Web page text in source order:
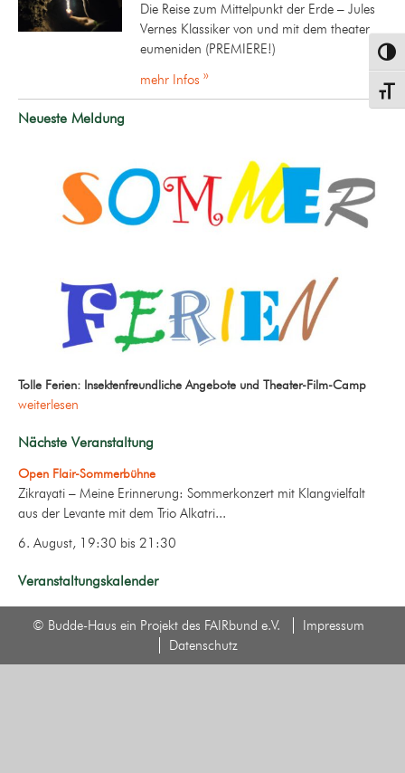
Die Reise zum Mittelpunkt der Erde – Jules
Vernes Klassiker von und mit dem theater
eumeniden (PREMIERE!)
mehr Infos »
Neueste Meldung
Tolle Ferien: Insektenfreundliche Angebote und Theater-Film-Camp
weiterlesen
Nächste Veranstaltung
Open Flair-Sommerbühne
Zikrayati – Meine Erinnerung: Sommerkonzert mit Klangvielfalt
aus der Levante mit dem Trio Alkatri...
6. August, 19:30 bis 21:30
Veranstaltungskalender
© Budde-Haus ein Projekt des FAIRbund e.V.
Impressum
Datenschutz